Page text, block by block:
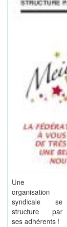
Une
organisation
syndicale se
structure par
ses adhérents !